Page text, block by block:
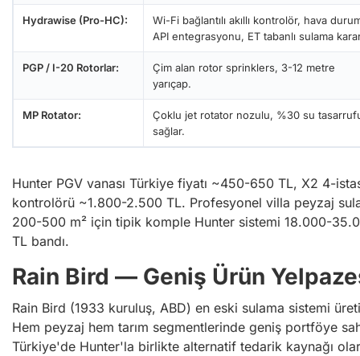
Hydrawise (Pro-HC):
Wi-Fi bağlantılı akıllı kontrolör, hava
API entegrasyonu, ET tabanlı sulama
PGP / I-20 Rotorlar:
Çim alan rotor sprinklers, 3-12 metre
yarıçap.
MP Rotator:
Çoklu jet rotator nozulu, %30 su
sağlar.
Hunter PGV vanası Türkiye fiyatı ~450-650 TL, X2 4-
kontrolörü ~1.800-2.500 TL. Profesyonel villa peyzaj
200-500 m² için tipik komple Hunter sistemi 18.000-
TL bandı.
Rain Bird — Geniş Ürün
Rain Bird (1933 kuruluş, ABD) en eski sulama sistemi
Hem peyzaj hem tarım segmentlerinde geniş portföye
Türkiye'de Hunter'la birlikte alternatif tedarik kaynağı